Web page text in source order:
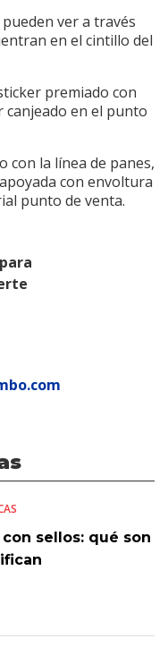
ver a través
en el cintillo del
premiado con
en el punto
con la línea de panes,
con envoltura
punto de venta.
sellos: qué son